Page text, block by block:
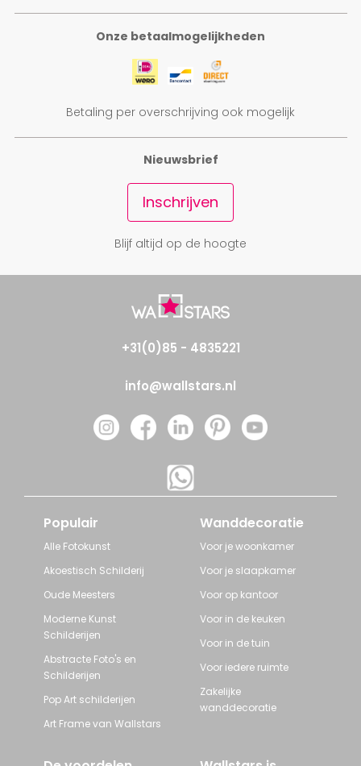
Onze betaalmogelijkheden
Betaling per overschrijving ook mogelijk
Nieuwsbrief
Inschrijven
Blijf altijd op de hoogte
+31(0)85 - 4835221
info@wallstars.nl
Populair
Alle Fotokunst
Akoestisch Schilderij
Oude Meesters
Moderne Kunst
Schilderijen
Abstracte Foto's en
Schilderijen
Pop Art schilderijen
Art Frame van Wallstars
Wanddecoratie
Voor je woonkamer
Voor je slaapkamer
Voor op kantoor
Voor in de keuken
Voor in de tuin
Voor iedere ruimte
Zakelijke
wanddecoratie